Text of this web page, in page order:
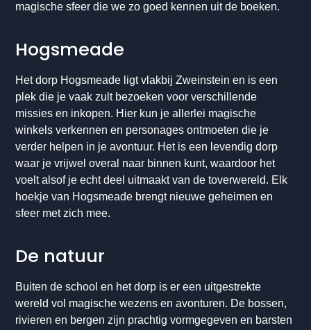
magische sfeer die we zo goed kennen uit de boeken.
Hogsmeade
Het dorp Hogsmeade ligt vlakbij Zweinstein en is een
plek die je vaak zult bezoeken voor verschillende
missies en inkopen. Hier kun je allerlei magische
winkels verkennen en personages ontmoeten die je
verder helpen in je avontuur. Het is een levendig dorp
waar je vrijwel overal naar binnen kunt, waardoor het
voelt alsof je echt deel uitmaakt van de toverwereld. Elk
hoekje van Hogsmeade brengt nieuwe geheimen en
sfeer met zich mee.
De natuur
Buiten de school en het dorp is er een uitgestrekte
wereld vol magische wezens en avonturen. De bossen,
rivieren en bergen zijn prachtig vormgegeven en barsten